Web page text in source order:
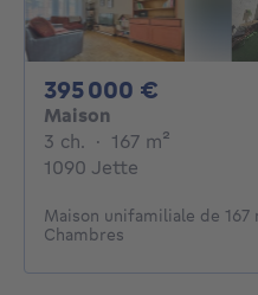
395 000 €
Maison
3 ch. 3 chambres
· 167 m²
1090 Jette
Maison unifamiliale de 167
Chambres